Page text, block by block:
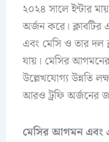
২০২৪ সালে ইন্টার
অর্জন করে।
এবং মেসি ও তার দল
যায়। মেসির
উল্লেখযোগ্য উন্নতি
আরও ট্রফি অর্জনের
মেসির আগমন এবং